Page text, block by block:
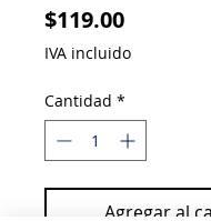
$119.00Precio
IVA incluido
Cantidad *
Agregar al